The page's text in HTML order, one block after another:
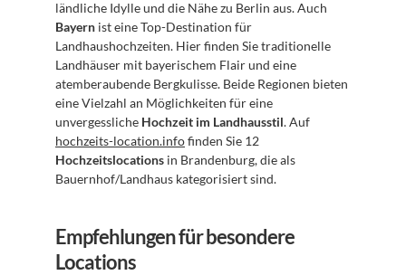
Bayern ist eine Top-Destination für
Landhaushochzeiten. Hier finden Sie traditionelle
Landhäuser mit bayerischem Flair und eine
atemberaubende Bergkulisse. Beide Regionen bieten
eine Vielzahl an Möglichkeiten für eine
unvergessliche Hochzeit im Landhausstil
hochzeits-location.info
Hochzeitslocations in Brandenburg, die als
Bauernhof/Landhaus kategorisiert sind.
Empfehlungen für besondere
Locations